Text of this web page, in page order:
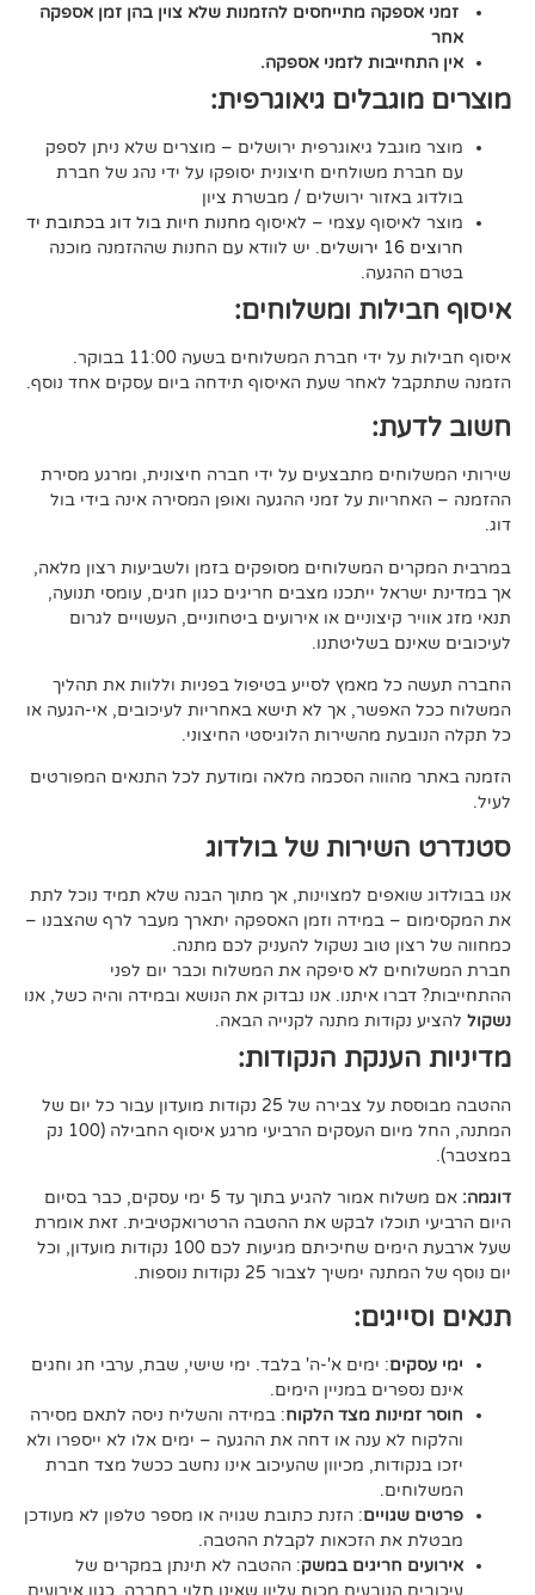
מתייחסים להזמנות שלא צוין בהן זמן אספקה
לזמני אספקה.
גיאוגרפית:
גיאוגרפית ירושלים – מוצרים שלא ניתן לספק
חיצונית יסופקו על ידי נהג של חברת
ירושלים / מבשרת ציון
עצמי – לאיסוףמחנות חיות בול דוג בכתובת יד
. יש לוודא עם החנות שההזמנה מוכנה
ומשלוחים:
חברת המשלוחים בשעה 11:00 בבוקר.
לאחר שעת האיסוף תידחה ביום עסקים אחד נוסף.
מתבצעים על ידי חברה חיצונית, ומרגע מסירת
על זמני ההגעה ואופן המסירה אינה בידי בול
המשלוחים מסופקים בזמן ולשביעות רצון מלאה,
ייתכנו מצבים חריגים כגון חגים, עומסי תנועה,
או אירועים ביטחוניים, העשויים לגרום
בשליטתנו.
מאמץ לסייע בטיפול בפניות וללוות את תהליך
אך לא תישא באחריות לעיכובים, אי-הגעה או
מהשירות הלוגיסטי החיצוני.
הסכמה מלאה ומודעת לכל התנאים המפורטים
של בולדוג
למצוינות, אך מתוך הבנה שלא תמיד נוכל לתת
במידה וזמן האספקה יתארך מעבר לרף שהצבנו –
טוב נשקול להעניק לכם מתנה.
לא סיפקה את המשלוח וכבר יום לפני
איתנו. אנו נבדוק את הנושא ובמידה והיה כשל, אנו
מתנה לקנייה הבאה.
הנקודות:
ההטבה מבוססת על צבירה של 25 נקודות מועדון עבור כל יום של
המתנה, החל מיום העסקים הרביעי מרגע איסוף החבילה (100 נק
אם משלוח אמור להגיע בתוך עד 5 ימי עסקים, כבר בסיום
לבקש את ההטבה הרטרואקטיבית. זאת אומרת
שעל ארבעת הימים שחיכיתם מגיעות לכם 100 נקודות מועדון, וכל
לצבור 25 נקודות נוספות.
: ימים א'-ה' בלבד. ימי שישי, שבת, ערבי חג וחגים
במניין הימים.
מצד הלקוח: במידה והשליח ניסה לתאם מסירה
ענה או דחה את ההגעה – ימים אלו לא ייספרו ולא
מכיוון שהעיכוב אינו נחשב ככשל מצד חברת
: הזנת כתובת שגויה או מספר טלפון לא מעודכן
הזכאות לקבלת ההטבה.
חריגים במשק: ההטבה לא תינתן במקרים של